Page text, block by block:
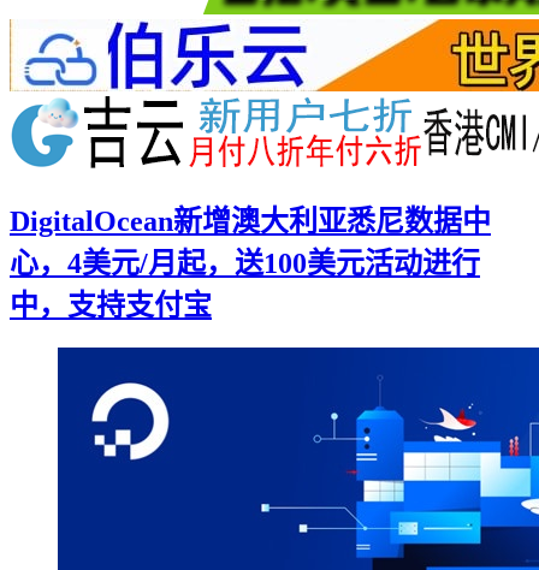
DigitalOcean新增澳大利亚悉尼数据中
心，4美元/月起，送100美元活动进行
中，支持支付宝